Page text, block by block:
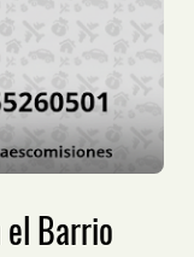
el Barrio